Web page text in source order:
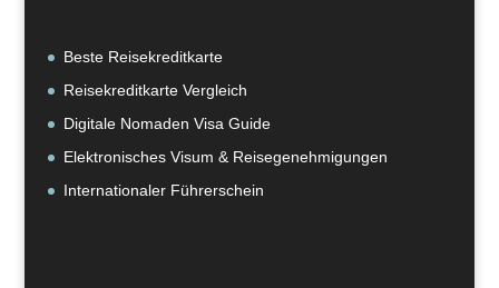
Beste Reisekreditkarte
Reisekreditkarte Vergleich
Digitale Nomaden Visa Guide
Elektronisches Visum & Reisegenehmigungen
Internationaler Führerschein